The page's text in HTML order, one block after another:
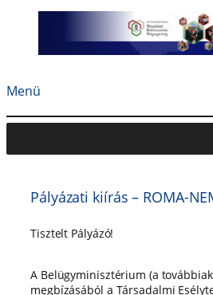
Menü
Pályázati kiírás – ROMA-
Tisztelt Pályázó!
A Belügyminisztérium (a
megbízásából a Társadalmi